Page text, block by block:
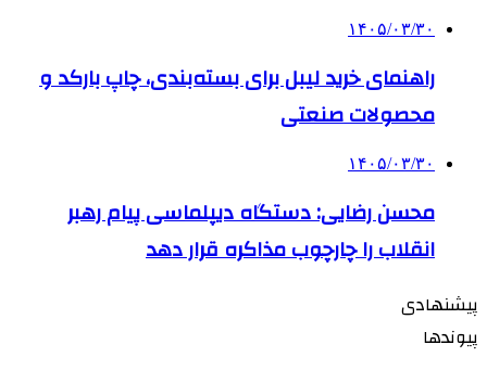
۱۴۰۵/۰۳/۳۰
راهنمای خرید لیبل برای بسته‌بندی، چاپ بارکد و
محصولات صنعتی
۱۴۰۵/۰۳/۳۰
محسن رضایی: دستگاه دیپلماسی پیام رهبر
انقلاب را چارچوب مذاکره قرار دهد
پیشنهادی
پیوندها